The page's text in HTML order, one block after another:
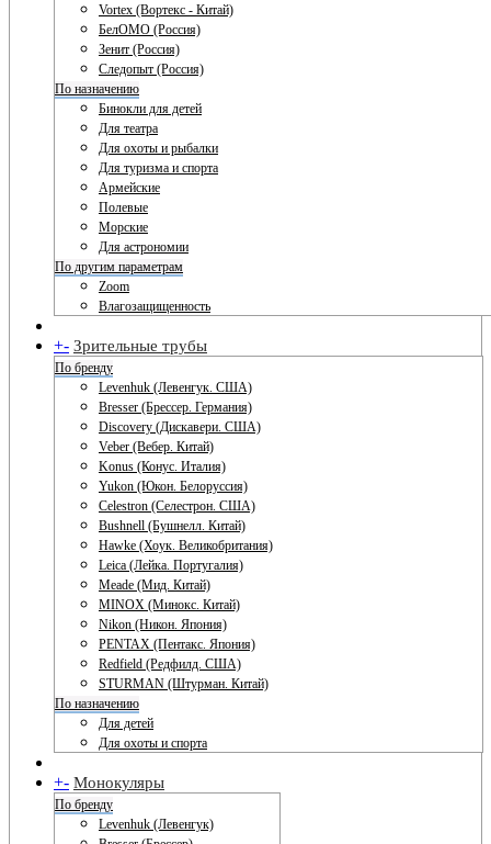
Vortex (Вортекс - Китай)
БелОМО (Россия)
Зенит (Россия)
Следопыт (Россия)
По назначению
Бинокли для детей
Для театра
Для охоты и рыбалки
Для туризма и спорта
Армейские
Полевые
Морские
Для астрономии
По другим параметрам
Zoom
Влагозащищенность
+- Зрительные трубы
По бренду
Levenhuk (Левенгук. США)
Bresser (Брессер. Германия)
Discovery (Дискавери. США)
Veber (Вебер. Китай)
Konus (Конус. Италия)
Yukon (Юкон. Белоруссия)
Celestron (Селестрон. США)
Bushnell (Бушнелл. Китай)
Hawke (Хоук. Великобритания)
Leica (Лейка. Португалия)
Meade (Мид. Китай)
MINOX (Минокс. Китай)
Nikon (Никон. Япония)
PENTAX (Пентакс. Япония)
Redfield (Редфилд. США)
STURMAN (Штурман. Китай)
По назначению
Для детей
Для охоты и спорта
+- Монокуляры
По бренду
Levenhuk (Левенгук)